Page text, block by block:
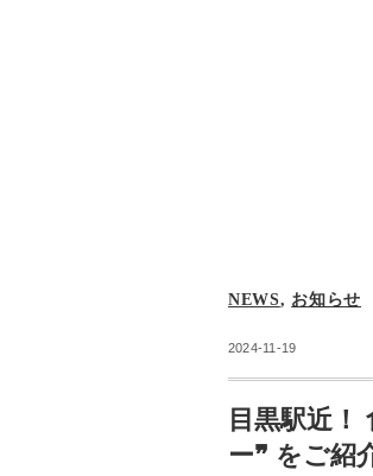
NEWS, お知らせ
2024-11-19
目黒駅近
ー❞ をご紹